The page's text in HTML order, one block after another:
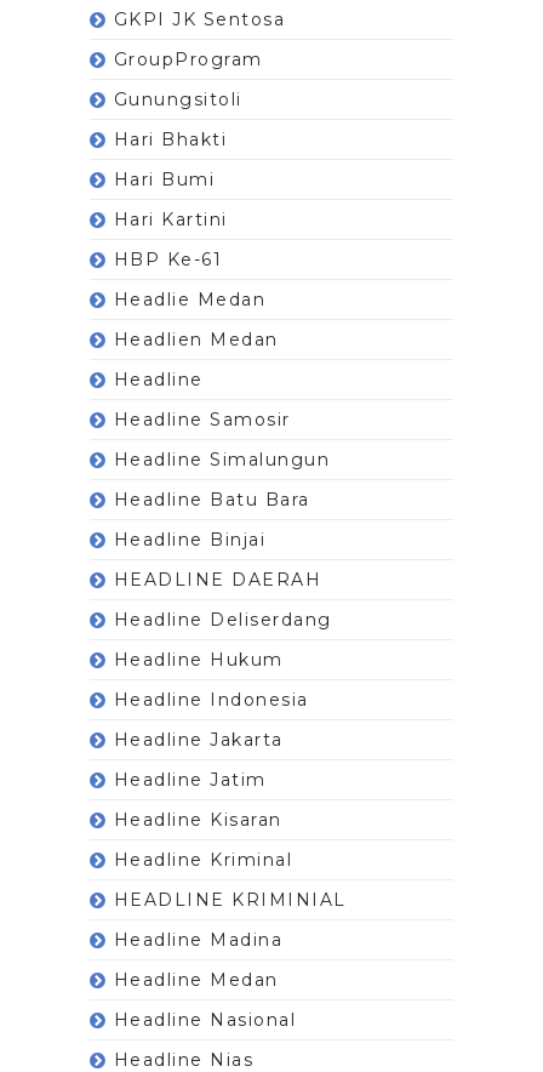
GKPI JK Sentosa
GroupProgram
Gunungsitoli
Hari Bhakti
Hari Bumi
Hari Kartini
HBP Ke-61
Headlie Medan
Headlien Medan
Headline
Headline Samosir
Headline Simalungun
Headline Batu Bara
Headline Binjai
HEADLINE DAERAH
Headline Deliserdang
Headline Hukum
Headline Indonesia
Headline Jakarta
Headline Jatim
Headline Kisaran
Headline Kriminal
HEADLINE KRIMINIAL
Headline Madina
Headline Medan
Headline Nasional
Headline Nias